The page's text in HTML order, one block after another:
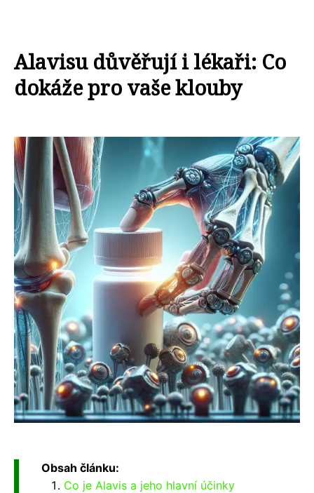
Alavisu důvěřují i lékaři: Co
dokáže pro vaše klouby
Obsah článku:
Co je Alavis a jeho hlavní účinky